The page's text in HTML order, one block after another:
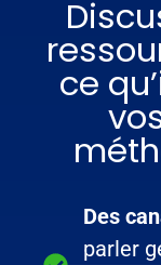
ce
Des
parler